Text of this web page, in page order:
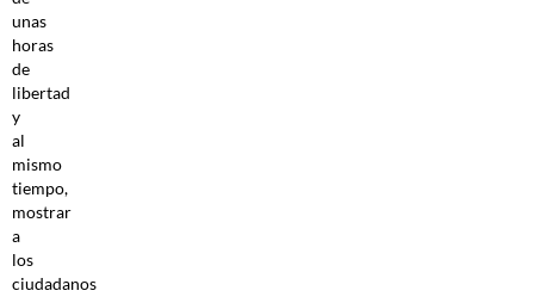
unas
horas
de
libertad
y
al
mismo
tiempo,
mostrar
a
los
ciudadanos